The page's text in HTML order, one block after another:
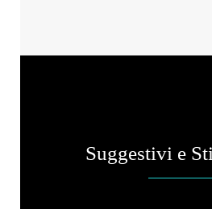
Suggestivi e